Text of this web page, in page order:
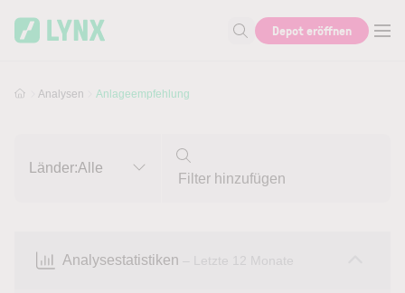
Suche nach Aktie, Autor...
Depot eröffnen
Analysen Anlageempfehlung
Länder:Alle
Analysestatistiken – Letzte 12 Monate